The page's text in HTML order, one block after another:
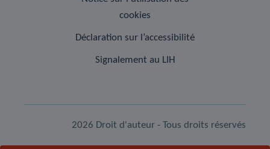
cookies
Déclaration sur l’accessibilité
Signalement au LIH
2026 Droit d'auteur - Tous droits réservés